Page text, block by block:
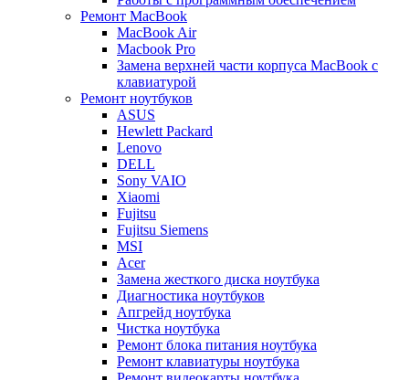
Ремонт MacBook
MacBook Air
Macbook Pro
Замена верхней части корпуса MacBook с
клавиатурой
Ремонт ноутбуков
ASUS
Hewlett Packard
Lenovo
DELL
Sony VAIO
Xiaomi
Fujitsu
Fujitsu Siemens
MSI
Acer
Замена жесткого диска ноутбука
Диагностика ноутбуков
Апгрейд ноутбука
Чистка ноутбука
Ремонт блока питания ноутбука
Ремонт клавиатуры ноутбука